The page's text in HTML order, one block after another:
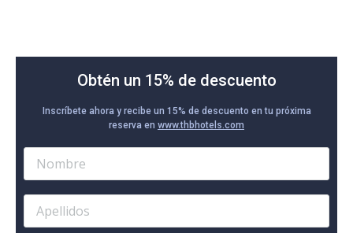
Obtén un 15% de descuento
Inscríbete ahora y recibe un 15% de descuento en tu próxima
reserva en www.thbhotels.com